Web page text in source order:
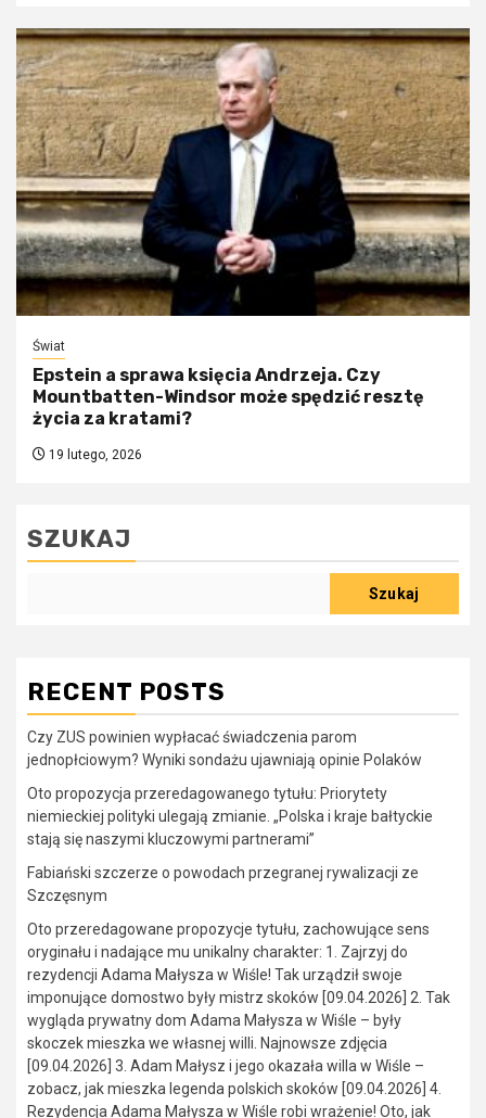
Świat
Epstein a sprawa księcia Andrzeja. Czy
Mountbatten-Windsor może spędzić resztę
życia za kratami?
19 lutego, 2026
SZUKAJ
Szukaj
RECENT POSTS
Czy ZUS powinien wypłacać świadczenia parom
jednopłciowym? Wyniki sondażu ujawniają opinie Polaków
Oto propozycja przeredagowanego tytułu: Priorytety
niemieckiej polityki ulegają zmianie. „Polska i kraje bałtyckie
stają się naszymi kluczowymi partnerami”
Fabiański szczerze o powodach przegranej rywalizacji ze
Szczęsnym
Oto przeredagowane propozycje tytułu, zachowujące sens
oryginału i nadające mu unikalny charakter: 1. Zajrzyj do
rezydencji Adama Małysza w Wiśle! Tak urządził swoje
imponujące domostwo były mistrz skoków [09.04.2026] 2. Tak
wygląda prywatny dom Adama Małysza w Wiśle – były
skoczek mieszka we własnej willi. Najnowsze zdjęcia
[09.04.2026] 3. Adam Małysz i jego okazała willa w Wiśle –
zobacz, jak mieszka legenda polskich skoków [09.04.2026] 4.
Rezydencja Adama Małysza w Wiśle robi wrażenie! Oto, jak